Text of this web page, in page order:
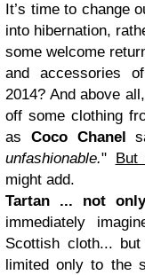
It’s time to change
into hibernation,
some welcome
and accessories
2014? And above
off some clothing
as Coco Chanel
unfashionable."
might add.
Tartan ... not
immediately
Scottish cloth...
limited only to the